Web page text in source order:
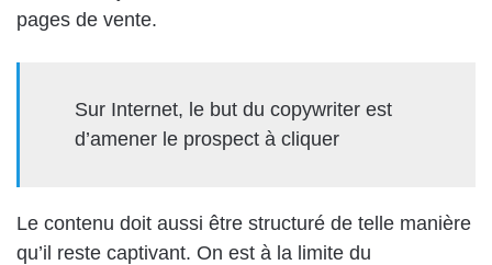
pages de vente.
Sur Internet, le but du copywriter est
d’amener le prospect à cliquer
Le contenu doit aussi être structuré de telle manière
qu’il reste captivant. On est à la limite du